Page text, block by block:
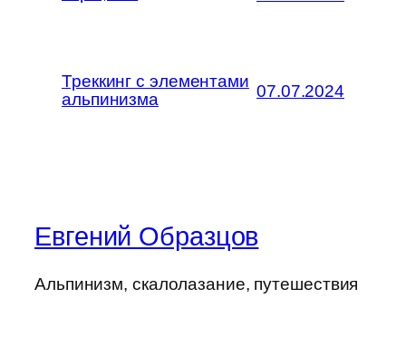
Треккинг с элементами
альпинизма
07.07.2024
Евгений Образцов
Альпинизм, скалолазание, путешествия